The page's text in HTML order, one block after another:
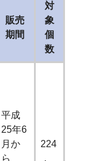
販売
期間
対
象
個
数
平成
25年6
月か
ら
224
，